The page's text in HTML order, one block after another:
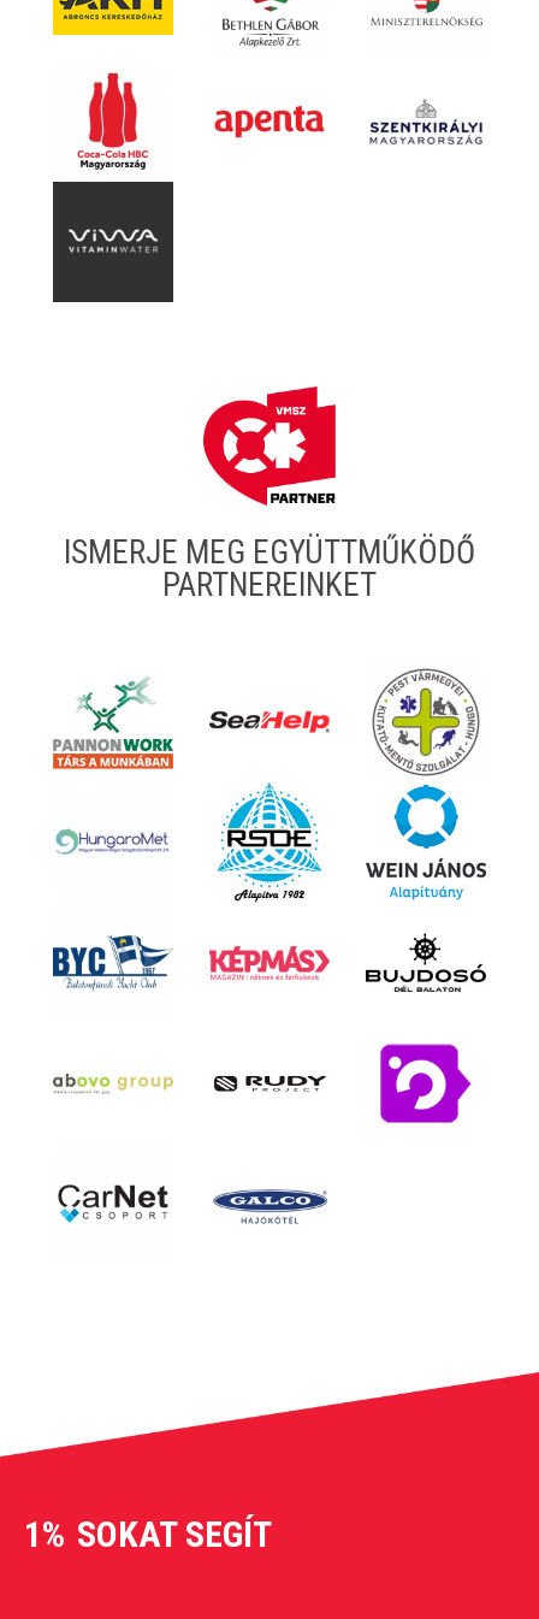
ISMERJE MEG EGYÜTTMŰKÖDŐ
PARTNEREINKET
1% SOKAT SEGÍT